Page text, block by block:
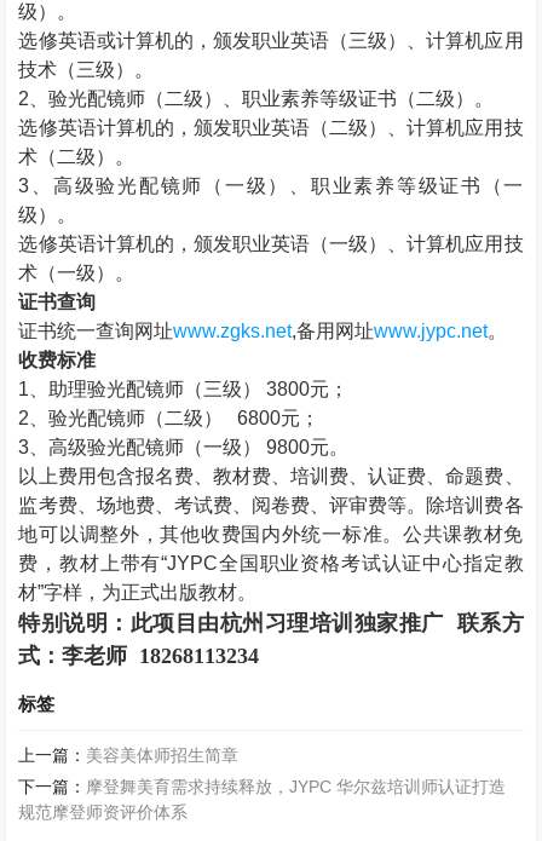
级）。
选修英语或计算机的，颁发职业英语（三级）、计算机应用
技术（三级）。
2 、验光配镜师（二级）、职业素养等级证书（二级）。
选修英语计算机的，颁发职业英语（二级）、计算机应用技
术（二级）。
3 、高级验光配镜师（一级）、职业素养等级证书（一
级）。
选修英语计算机的，颁发职业英语（一级）、计算机应用技
术（一级）。
证书查询
证书统一查询网址www.zgks.net,备用网址www.jypc.net。
收费标准
1 、助理验光配镜师（三级） 3800元；
2 、验光配镜师（二级） 6800元；
3 、高级验光配镜师（一级） 9800元。
以上费用包含报名费、教材费、培训费、认证费、命题费、
监考费、场地费、考试费、阅卷费、评审费等。除培训费各
地可以调整外，其他收费国内外统一标准。公共课教材免
费，教材上带有“JYPC全国职业资格考试认证中心指定教
材”字样，为正式出版教材。
特别说明：此项目由杭州习理培训 独家推广 联系方
式：李老师 18268113234
标签
上一篇： 美容美体师招生简章
下一篇： 摩登舞美育需求持续释放，JYPC 华尔兹培训师认证打造
规范摩登师资评价体系